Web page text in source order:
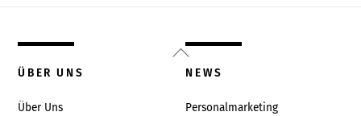
Back
To
ÜBER UNS
Über Uns
NEWS
Personalmarketing